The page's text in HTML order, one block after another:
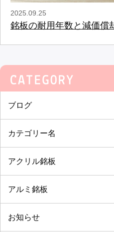
2025.09.25
銘板の耐用年数と減価償
ブログ
カテゴリー名
アクリル銘板
アルミ銘板
お知らせ